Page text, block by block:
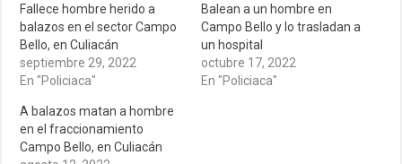
Fallece hombre herido a
balazos en el sector Campo
Bello, en Culiacán
septiembre 29, 2022
En "Policiaca"
Balean a un hombre en
Campo Bello y lo trasladan a
un hospital
octubre 17, 2022
En "Policiaca"
A balazos matan a hombre
en el fraccionamiento
Campo Bello, en Culiacán